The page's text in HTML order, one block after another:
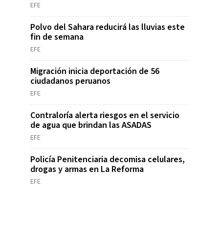
EFE
Polvo del Sahara reducirá las lluvias este
fin de semana
EFE
Migración inicia deportación de 56
ciudadanos peruanos
EFE
Contraloría alerta riesgos en el servicio
de agua que brindan las ASADAS
EFE
Policía Penitenciaria decomisa celulares,
drogas y armas en La Reforma
EFE